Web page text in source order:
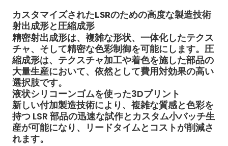
カスタマイズされたLSRのための高度な製造技術
射出成形と圧縮成形
精密射出成形は、複雑な形状、一体化したテクス
チャ、そして精密な色彩制御を可能にします。圧
縮成形は、テクスチャ加工や着色を施した部品の
大量生産において、依然として費用対効果の高い
選択肢です。
液状シリコーンゴムを使った3Dプリント
新しい付加製造技術により、複雑な質感と色彩を
持つ LSR 部品の迅速な試作とカスタム小バッチ生
産が可能になり、リードタイムとコストが削減さ
れます。